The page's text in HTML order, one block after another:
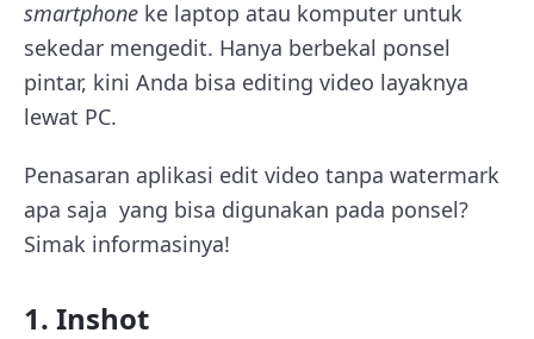
smartphone ke laptop atau komputer untuk
sekedar mengedit. Hanya berbekal ponsel
pintar, kini Anda bisa editing video layaknya
lewat PC.
Penasaran aplikasi edit video tanpa watermark
apa saja yang bisa digunakan pada ponsel?
Simak informasinya!
1. Inshot